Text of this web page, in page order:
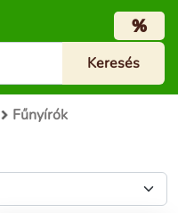
%
Fűnyírók